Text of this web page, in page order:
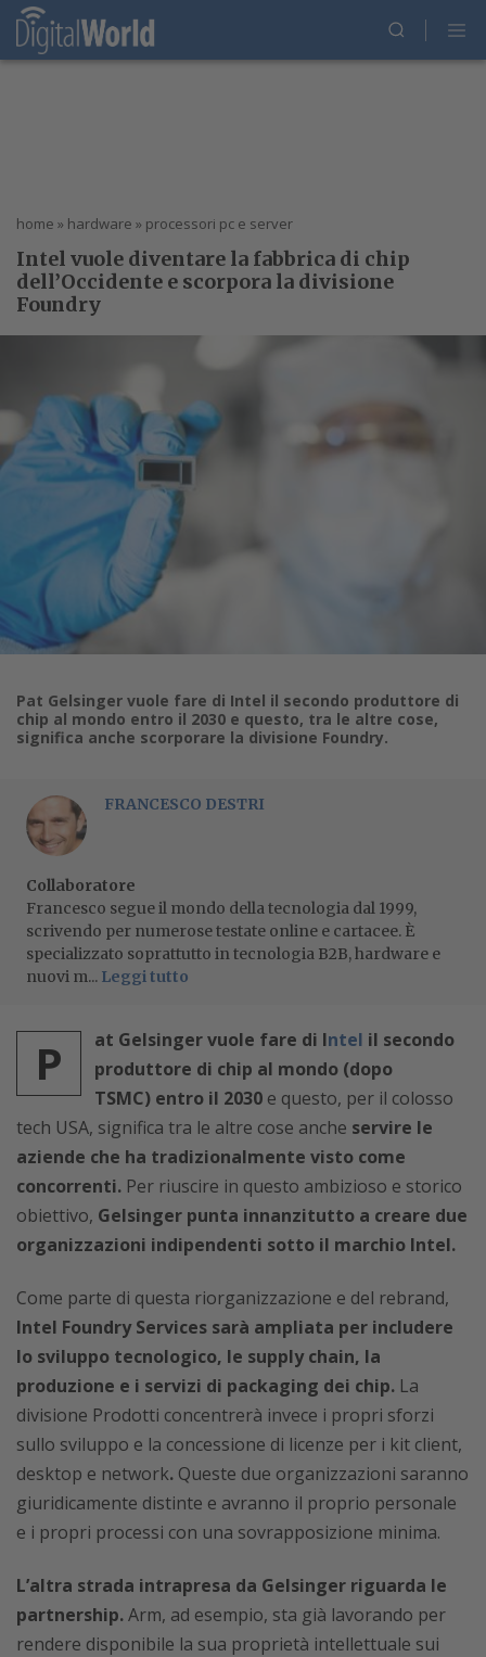
home » hardware » processori pc e server
Intel vuole diventare la fabbrica di chip
dell’Occidente e scorpora la divisione
Foundry
Pat Gelsinger vuole fare di Intel il secondo produttore di
chip al mondo entro il 2030 e questo, tra le altre cose,
significa anche scorporare la divisione Foundry.
FRANCESCO DESTRI
Collaboratore
Francesco segue il mondo della tecnologia dal 1999,
scrivendo per numerose testate online e cartacee. È
specializzato soprattutto in tecnologia B2B, hardware e
nuovi m... Leggi tutto
P at Gelsinger vuole fare di Intel il secondo
produttore di chip al mondo (dopo
TSMC) entro il 2030 e questo, per il colosso
tech USA, significa tra le altre cose anche servire le
aziende che ha tradizionalmente visto come
concorrenti. Per riuscire in questo ambizioso e storico
obiettivo, Gelsinger punta innanzitutto a creare due
organizzazioni indipendenti sotto il marchio Intel.
Come parte di questa riorganizzazione e del rebrand,
Intel Foundry Services sarà ampliata per includere
lo sviluppo tecnologico, le supply chain, la
produzione e i servizi di packaging dei chip. La
divisione Prodotti concentrerà invece i propri sforzi
sullo sviluppo e la concessione di licenze per i kit client,
desktop e network. Queste due organizzazioni saranno
giuridicamente distinte e avranno il proprio personale
e i propri processi con una sovrapposizione minima.
L’altra strada intrapresa da Gelsinger riguarda le
partnership.Arm, ad esempio, sta già lavorando per
rendere disponibile la sua proprietà intellettuale sui